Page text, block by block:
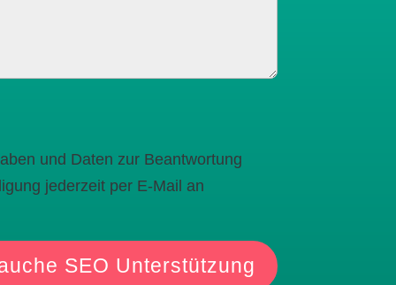
und Daten zur Beantwortung
jederzeit per E-Mail an
SEO Unterstützung